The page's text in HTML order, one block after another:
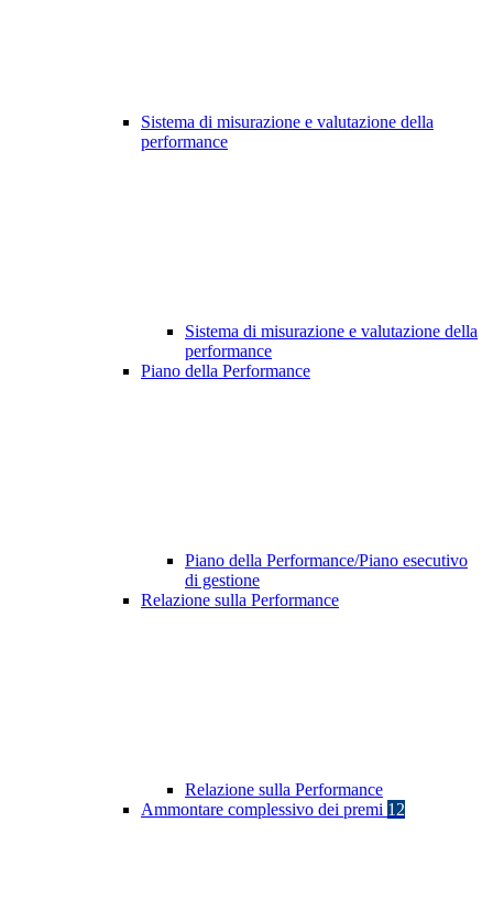
Sistema di misurazione e valutazione della
performance
Sistema di misurazione e valutazione della
performance
Piano della Performance
Piano della Performance/Piano esecutivo
di gestione
Relazione sulla Performance
Relazione sulla Performance
Ammontare complessivo dei premi 12